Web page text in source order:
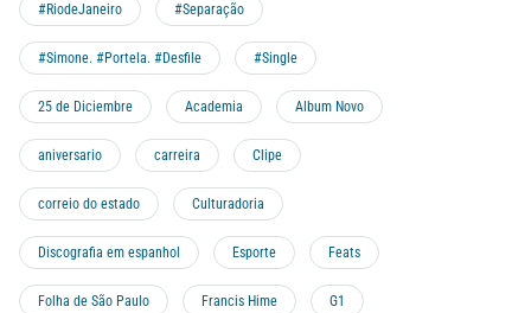
#RiodeJaneiro #Separação
#Simone. #Portela. #Desfile #Single
25 de Diciembre Academia Album Novo
aniversario carreira Clipe
correio do estado Culturadoria
Discografia em espanhol Esporte Feats
Folha de São Paulo Francis Hime G1